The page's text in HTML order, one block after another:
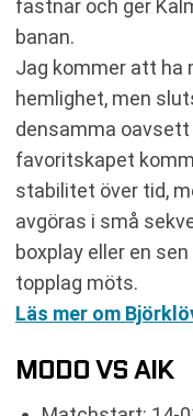
fastnar och ger
banan.
Jag kommer att ha
hemlighet, men
densamma
favoritskapet
stabilitet över tid,
avgöras i små
boxplay eller en
topplag möts.
Läs mer om
MODO VS AIK